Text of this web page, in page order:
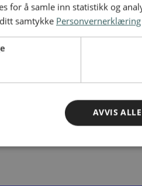
for å samle inn statistikk og
samtykke Personvernerklæring
AVVIS ALLE